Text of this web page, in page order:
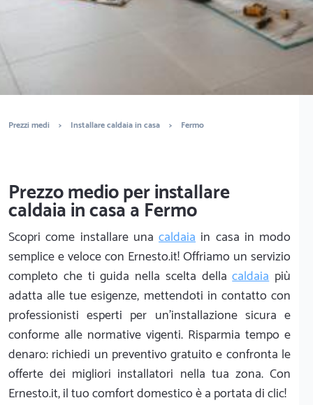
Prezzi medi > Installare caldaia in casa > Fermo
Prezzo medio per installare
caldaia in casa a Fermo
Scopri come installare una caldaia in casa in modo
semplice e veloce con Ernesto.it! Offriamo un servizio
completo che ti guida nella scelta dellacaldaiapiù
adatta alle tue esigenze, mettendoti in contatto con
professionisti esperti per un'installazione sicura e
conforme alle normative vigenti. Risparmia tempo e
denaro: richiedi un preventivo gratuito e confronta le
offerte dei migliori installatori nella tua zona. Con
Ernesto.it, il tuo comfort domestico è a portata di clic!